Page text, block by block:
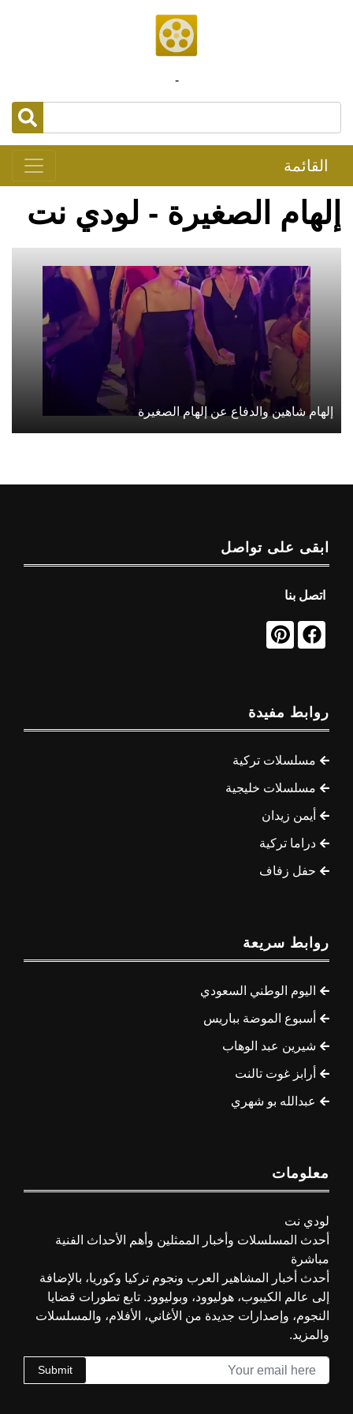
-
القائمة
إلهام الصغيرة - لودي نت
إلهام شاهين والدفاع عن إلهام الصغيرة
ابقى على تواصل
اتصل بنا
روابط مفيدة
مسلسلات تركية
مسلسلات خليجية
أيمن زيدان
دراما تركية
حفل زفاف
روابط سريعة
اليوم الوطني السعودي
أسبوع الموضة بباريس
شيرين عبد الوهاب
أرابز غوت تالنت
عبدالله بو شهري
معلومات
لودي نت
أحدث المسلسلات وأخبار الممثلين وأهم الأحداث الفنية
مباشرة
أحدث أخبار المشاهير العرب ونجوم تركيا وكوريا، بالإضافة
إلى عالم الكيبوب، هوليوود، وبوليوود. تابع تطورات قضايا
النجوم، وإصدارات جديدة من الأغاني، الأفلام، والمسلسلات
والمزيد.
Submit